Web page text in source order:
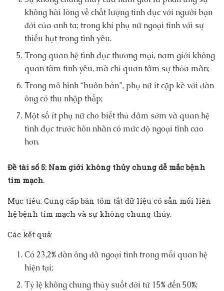
không hài lòng về chất lượng tình dục với người bạn
đời của anh ta; trong khi phụ nữ ngoại tình với sự
thiếu hụt trong tình yêu.
Trong quan hệ tình dục thương mại, nam giới không
quan tâm tình yêu, mà chỉ quan tâm sự thỏa mãn;
Trong mô hình “buôn bán”, phụ nữ ít cặp kè với đàn
ông có thu nhập thấp;
Một số ít phụ nữ cho biết thủ dâm sớm và quan hệ
tình dục trước hôn nhân có mức độ ngoại tình cao
hơn.
Đề tài số 5: Nam giới không thủy chung dễ mắc bệnh
tim mạch.
Mục tiêu: Cung cấp bản tóm tắt dữ liệu có sẵn mối liên
hệ bệnh tim mạch và sự không chung thủy.
Các kết quả:
Có 23,2% đàn ông đã ngoại tình trong mối quan hệ
hiện tại;
Tỷ lệ không chung thủy suốt đời từ 15% đến 50%;